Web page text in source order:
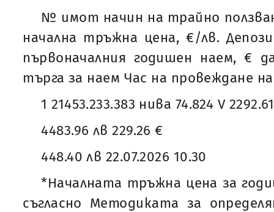
№ имот начин на трайно
начална тръжна цена, €/лв.
първоначалния годишен наем, €
търга за наем Час на провеждане
1 21453.233.383 нива 74.824 V
4483.96 лв 229.26 €
448.40 лв 22.07.2026 10.30
*Началната тръжна цена за
съгласно Методиката за